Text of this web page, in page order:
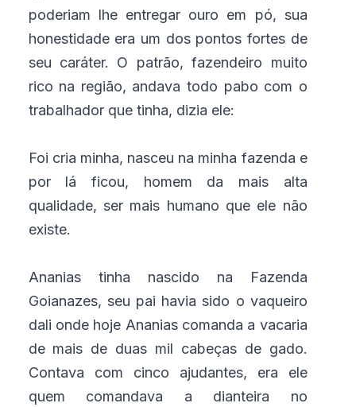
poderiam lhe entregar ouro em pó, sua
honestidade era um dos pontos fortes de
seu caráter. O patrão, fazendeiro muito
rico na região, andava todo pabo com o
trabalhador que tinha, dizia ele:
Foi cria minha, nasceu na minha fazenda e
por lá ficou, homem da mais alta
qualidade, ser mais humano que ele não
existe.
Ananias tinha nascido na Fazenda
Goianazes, seu pai havia sido o vaqueiro
dali onde hoje Ananias comanda a vacaria
de mais de duas mil cabeças de gado.
Contava com cinco ajudantes, era ele
quem comandava a dianteira no